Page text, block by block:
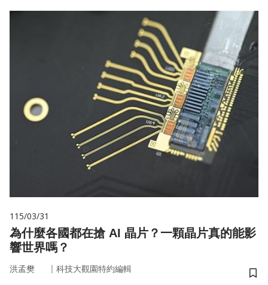
115/03/31
為什麼各國都在搶 AI 晶片？一顆晶片真的能影
響世界嗎？
洪孟樊 ｜ 科技大觀園特約編輯
儲